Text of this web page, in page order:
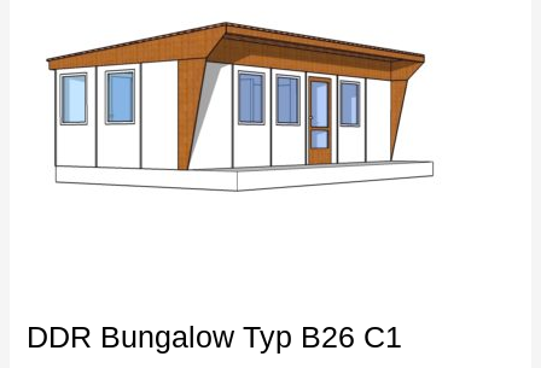
DDR Bungalow Typ B26 C1